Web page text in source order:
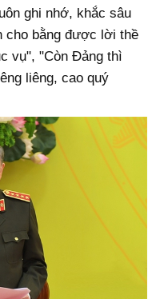
ghi nhớ, khắc sâu
cho bằng được lời thề
vụ", "Còn Đảng thì
liêng, cao quý